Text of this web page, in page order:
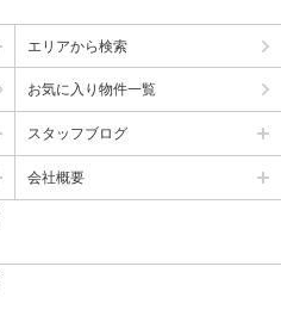
エリアから検索
お気に入り物件一覧
スタッフブログ
会社概要